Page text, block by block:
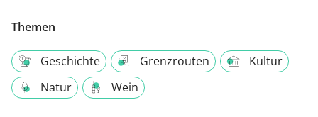
Themen
Geschichte Grenzrouten
Kultur
Natur
Wein